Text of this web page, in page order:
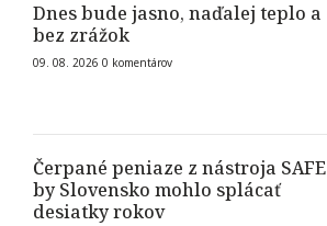
Dnes bude jasno, naďalej teplo a
bez zrážok
09. 08. 2026 0 komentárov
Čerpané peniaze z nástroja SAFE
by Slovensko mohlo splácať
desiatky rokov